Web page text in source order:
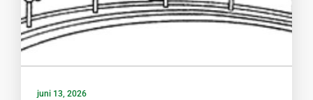
juni 13, 2026